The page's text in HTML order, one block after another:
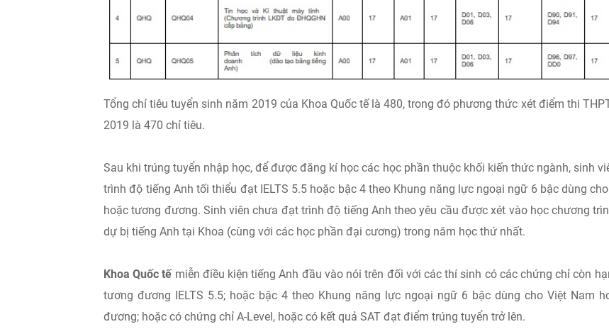
Tổng chỉ tiêu tuyển sinh năm 2019 của Khoa Quốc tế là 480, trong đó phương thức xét điểm thi
2019 là 470 chỉ tiêu.
Sau khi trúng tuyển nhập học, để được đăng kí học các học phần thuộc khối kiến thức ngành, sinh
trình độ tiếng Anh tối thiểu đạt IELTS 5.5 hoặc bậc 4 theo Khung năng lực ngoại ngữ 6 bậc dùng
hoặc tương đương. Sinh viên chưa đạt trình độ tiếng Anh theo yêu cầu được xét vào học chương
dự bị tiếng Anh tại Khoa (cùng với các học phần đại cương) trong năm học thứ nhất.
Khoa Quốc tế miễn điều kiện tiếng Anh đầu vào nói trên đối với các thí sinh có các chứng chỉ còn
tương đương IELTS 5.5; hoặc bậc 4 theo Khung năng lực ngoại ngữ 6 bậc dùng cho Việt Nam
đương; hoặc có chứng chỉ A-Level, hoặc có kết quả SAT đạt điểm trúng tuyển trở lên.